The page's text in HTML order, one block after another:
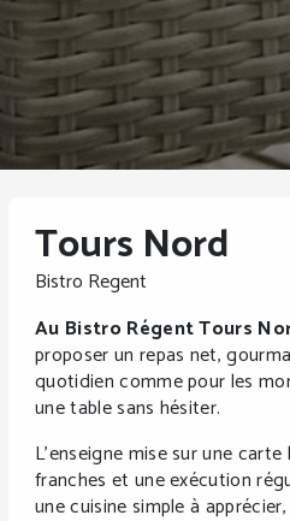
Tours Nord
Bistro Regent
Au Bistro Régent Tours
proposer un repas net,
quotidien comme pour les
une table sans hésiter.
L’enseigne mise sur une
franches et une exécution
une cuisine simple à